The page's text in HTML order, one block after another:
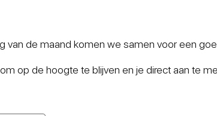
Club
van de maand komen we samen voor een
op de hoogte te blijven en je direct aan te